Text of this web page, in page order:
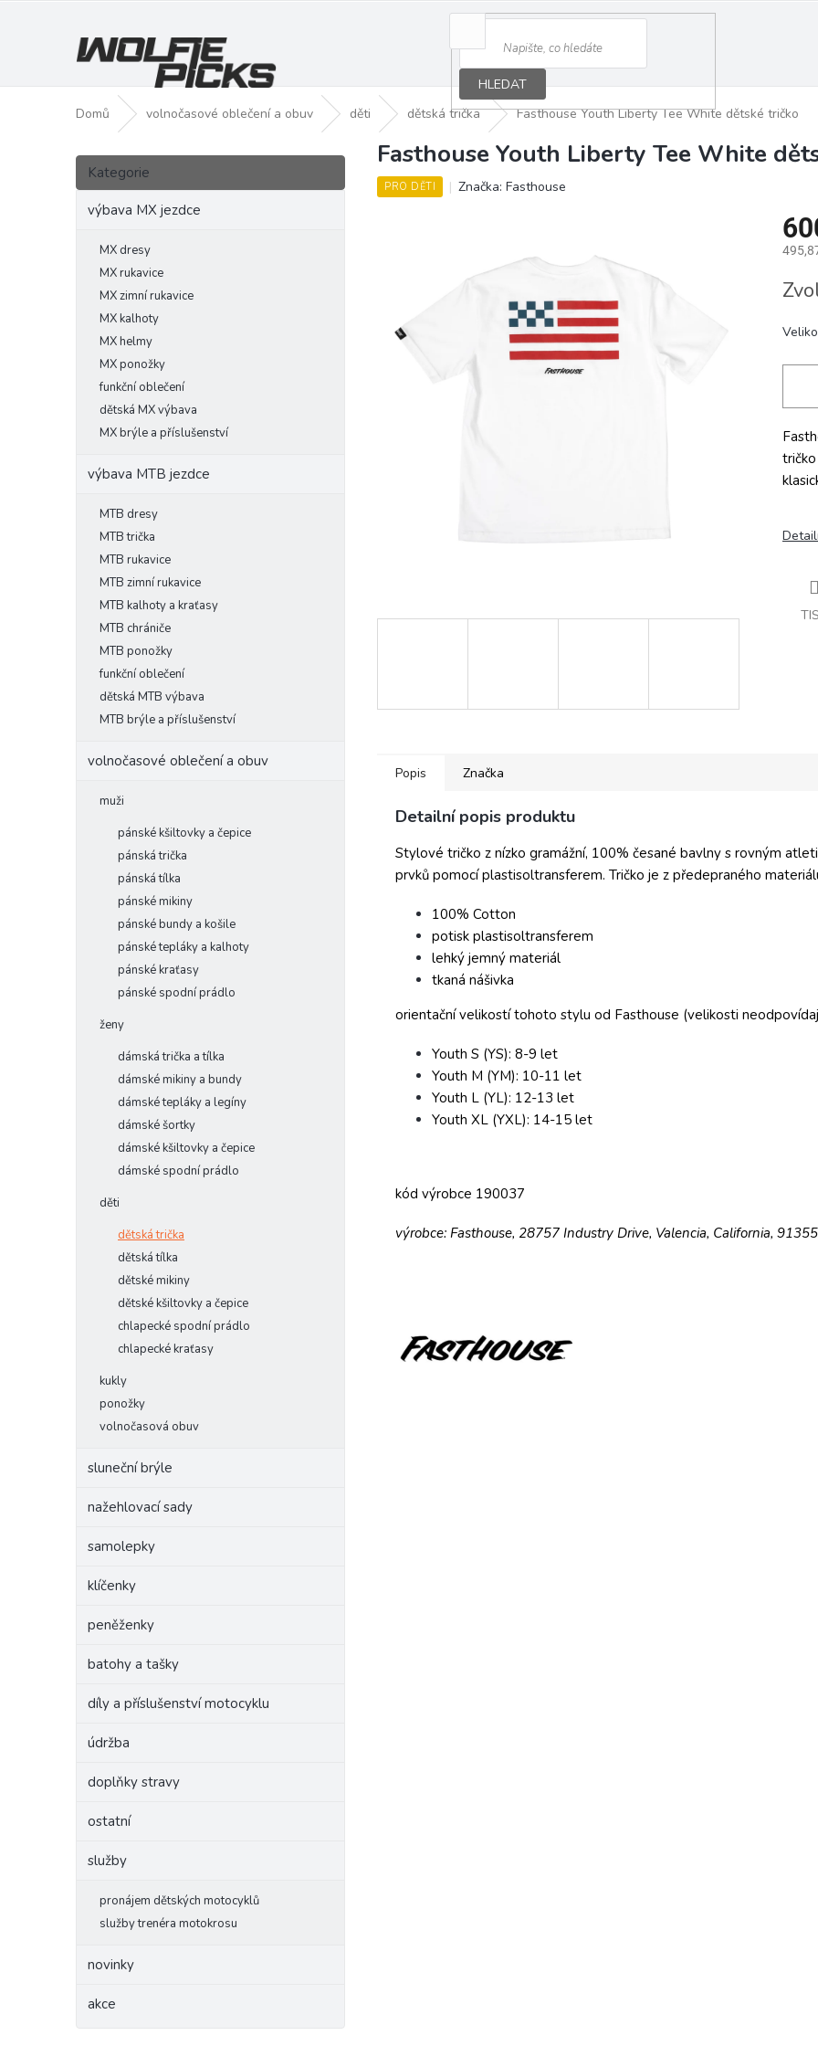
HLEDAT
Domů volnočasové oblečení a obuv děti dětská trička Fasthouse Youth Liberty Tee White dětské tričko
P
s
Přeskočit
kategorie
Kategorie
výbava MX jezdce
MX dresy
MX rukavice
MX zimní rukavice
MX kalhoty
MX helmy
MX ponožky
funkční oblečení
dětská MX výbava
MX brýle a příslušenství
výbava MTB jezdce
MTB dresy
MTB trička
MTB rukavice
MTB zimní rukavice
MTB kalhoty a kraťasy
MTB chrániče
MTB ponožky
funkční oblečení
dětská MTB výbava
MTB brýle a příslušenství
volnočasové oblečení a obuv
muži
pánské kšiltovky a čepice
pánská trička
pánská tílka
pánské mikiny
pánské bundy a košile
pánské tepláky a kalhoty
pánské kraťasy
pánské spodní prádlo
ženy
dámská trička a tílka
dámské mikiny a bundy
dámské tepláky a legíny
dámské šortky
dámské kšiltovky a čepice
dámské spodní prádlo
děti
dětská trička
dětská tílka
dětské mikiny
dětské kšiltovky a čepice
chlapecké spodní prádlo
chlapecké kraťasy
kukly
ponožky
volnočasová obuv
sluneční brýle
nažehlovací sady
samolepky
klíčenky
peněženky
batohy a tašky
díly a příslušenství motocyklu
údržba
doplňky stravy
ostatní
služby
pronájem dětských motocyklů
služby trenéra motokrosu
novinky
akce
Fasthouse Youth Liberty Tee White
PRO DĚTI Značka: Fasthouse
cena:
Popis Značka
Detailní popis produktu
Stylové tričko z nízko gramážní, 100% česané bavlny s rovným
prvků pomocí plastisoltransferem. Tričko je z předepraného
100% Cotton
potisk plastisoltransferem
lehký jemný materiál
tkaná nášivka
orientační velikostí tohoto stylu od Fasthouse (velikosti
Youth S (YS): 8-9 let
Youth M (YM): 10-11 let
Youth L (YL): 12-13 let
Youth XL (YXL): 14-15 let
kód výrobce 190037
výrobce: Fasthouse, 28757 Industry Drive, Valencia, California,